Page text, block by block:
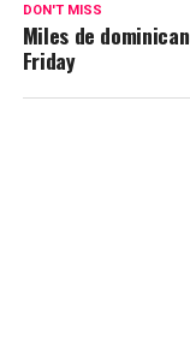
DON'T MISS
Miles de
Friday